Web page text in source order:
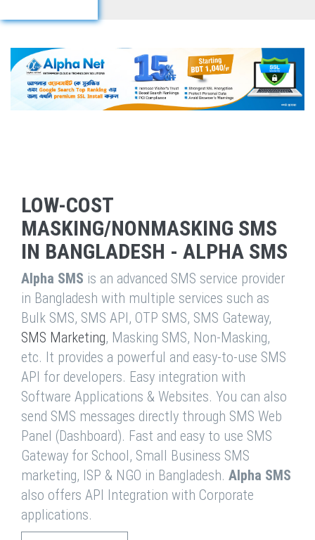
LOW-COST
MASKING/NONMASKING SMS
IN BANGLADESH - ALPHA SMS
Alpha SMS is an advanced SMS service provider
in Bangladesh with multiple services such as
Bulk SMS, SMS API, OTP SMS, SMS Gateway,
SMS Marketing, Masking SMS, Non-Masking,
etc. It provides a powerful and easy-to-use SMS
API for developers. Easy integration with
Software Applications & Websites. You can also
send SMS messages directly through SMS Web
Panel (Dashboard). Fast and easy to use SMS
Gateway for School, Small Business SMS
marketing, ISP & NGO in Bangladesh. Alpha SMS
also offers API Integration with Corporate
applications.